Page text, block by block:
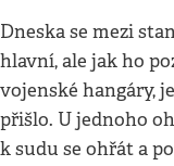
Dneska se mezi
hlavní, ale jak ho
vojenské hangáry,
přišlo. U jednoho
k sudu se ohřát a